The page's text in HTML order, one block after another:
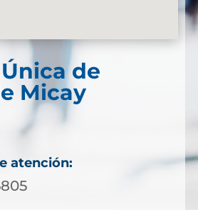
de
Micay
atención: